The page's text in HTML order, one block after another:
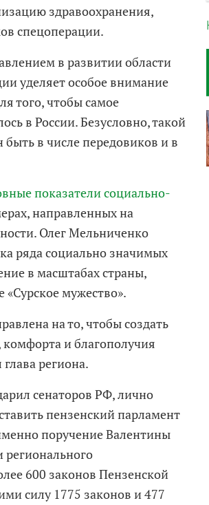
здравоохранения,
спецоперации.
в развитии области
уделяет особое внимание
того, чтобы самое
в России. Безусловно, такой
в числе передовиков и в
показатели социально-
направленных на
Олег Мельниченко
ряда социально значимых
в масштабах страны,
мужество».
на то, чтобы создать
и благополучия
региона.
сенаторов РФ, лично
пензенский парламент
поручение Валентины
600 законов Пензенской
силу 1775 законов и 477